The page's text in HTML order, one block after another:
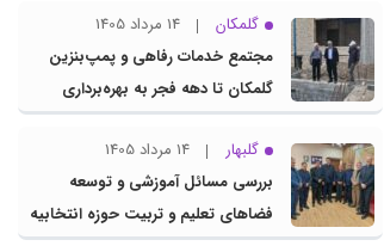
گلمکان
14 مرداد 1405
مجتمع خدمات رفاهی و پمپ‌بنزین
گلمکان تا دهه فجر به بهره‌برداری
می‌رسد
گلبهار
14 مرداد 1405
بررسی مسائل آموزشی و توسعه
فضاهای تعلیم و تربیت حوزه انتخابیه